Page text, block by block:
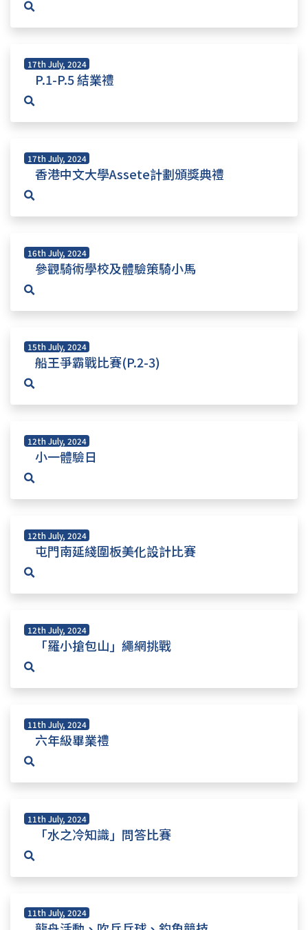
17th July, 2024
P.1-P.5 結業禮
17th July, 2024
香港中文大學Assete計劃頒獎典禮
16th July, 2024
參觀騎術學校及體驗策騎小馬
15th July, 2024
船王爭霸戰比賽(P.2-3)
12th July, 2024
小一體驗日
12th July, 2024
屯門南延綫圍板美化設計比賽
12th July, 2024
「羅小搶包山」繩網挑戰
11th July, 2024
六年級畢業禮
11th July, 2024
「水之冷知識」問答比賽
11th July, 2024